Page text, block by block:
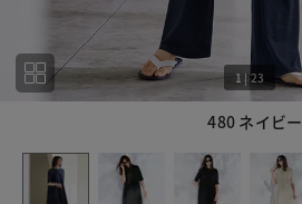
480 ネイビー
1 |23